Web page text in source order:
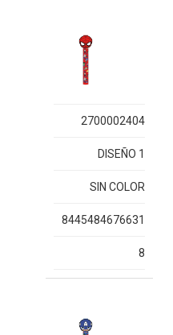
2700002404
DISEÑO 1
SIN COLOR
8445484676631
8